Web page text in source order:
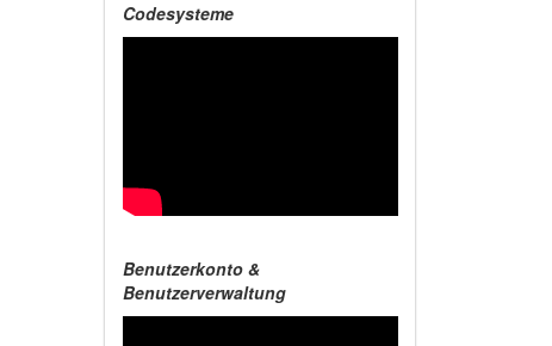
Codesysteme
Benutzerkonto &
Benutzerverwaltung